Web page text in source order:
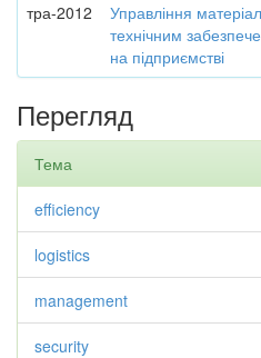
тра-2012
Управління
технічним
на підприємстві
Перегляд
Тема
efficiency
logistics
management
security